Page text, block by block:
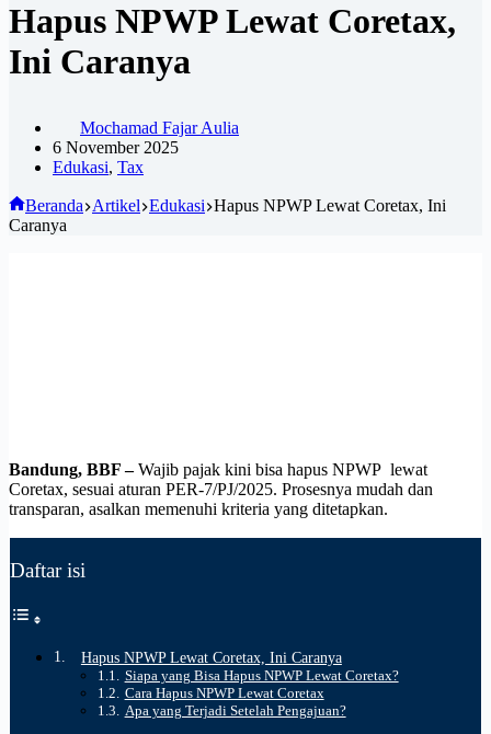
Hapus NPWP Lewat Coretax,
Ini Caranya
Mochamad Fajar Aulia
6 November 2025
Edukasi, Tax
Beranda Artikel Edukasi Hapus NPWP Lewat Coretax, Ini
Caranya
Bandung, BBF –Wajib pajak kini bisa hapus NPWP lewat
Coretax, sesuai aturan PER-7/PJ/2025. Prosesnya mudah dan
transparan, asalkan memenuhi kriteria yang ditetapkan.
Daftar isi
Hapus NPWP Lewat Coretax, Ini Caranya
Siapa yang Bisa Hapus NPWP Lewat Coretax?
Cara Hapus NPWP Lewat Coretax
Apa yang Terjadi Setelah Pengajuan?